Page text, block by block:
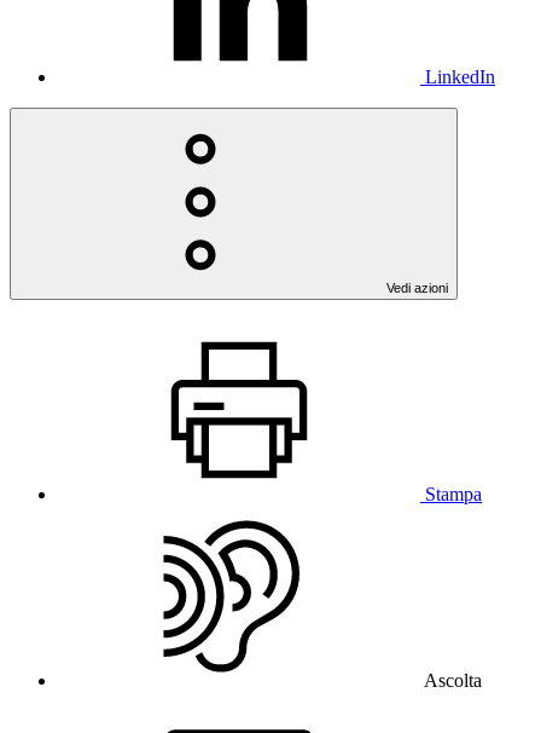
LinkedIn
Vedi azioni
Stampa
Ascolta